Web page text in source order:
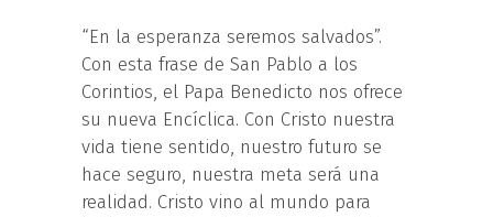
“En la esperanza seremos salvados”.
Con esta frase de San Pablo a los
Corintios, el Papa Benedicto nos ofrece
su nueva Encíclica. Con Cristo nuestra
vida tiene sentido, nuestro futuro se
hace seguro, nuestra meta será una
realidad. Cristo vino al mundo para